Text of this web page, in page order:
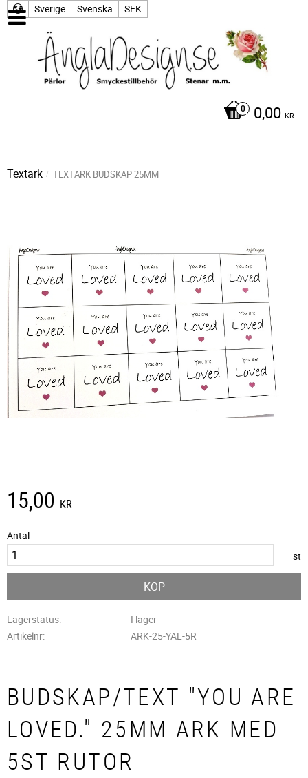
Sverige Svenska SEK
0,00 KR
Textark TEXTARK BUDSKAP 25MM
15,00 KR
Antal
st
KÖP
Lagerstatus
I lager
Artikelnr
ARK-25-YAL-5R
BUDSKAP/TEXT "YOU ARE
LOVED." 25MM ARK MED
5ST RUTOR